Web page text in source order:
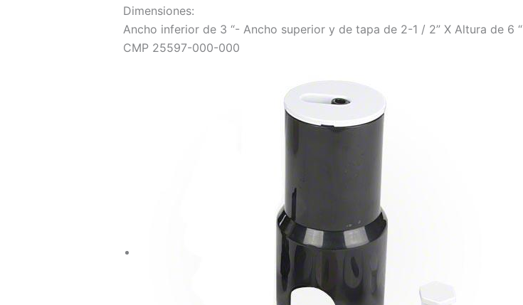
Dimensiones:
Ancho inferior de 3 “- Ancho superior y de tapa de 2-1 / 2” X Altura de 6 “
CMP 25597-000-000